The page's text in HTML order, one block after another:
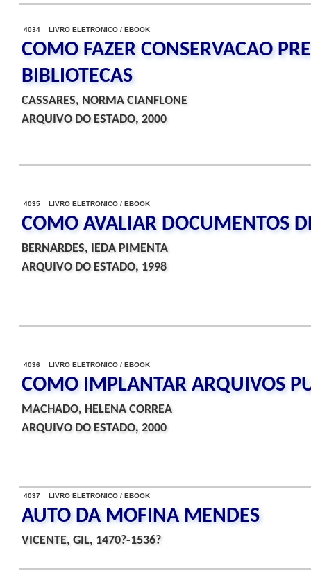
4034 LIVRO ELETRONICO / EBOOK
COMO FAZER CONSERVACAO
BIBLIOTECAS
CASSARES, NORMA CIANFLONE
ARQUIVO DO ESTADO, 2000
4035 LIVRO ELETRONICO / EBOOK
COMO AVALIAR DOCUMENTOS
BERNARDES, IEDA PIMENTA
ARQUIVO DO ESTADO, 1998
4036 LIVRO ELETRONICO / EBOOK
COMO IMPLANTAR ARQUIVOS
MACHADO, HELENA CORREA
ARQUIVO DO ESTADO, 2000
4037 LIVRO ELETRONICO / EBOOK
AUTO DA MOFINA MENDES
VICENTE, GIL, 1470?-1536?